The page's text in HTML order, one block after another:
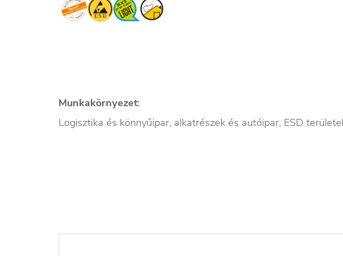
Munkakörnyezet:
Logisztika és könnyűipar, alkatrészek és autóipar, ESD